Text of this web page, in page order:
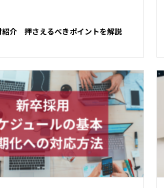
紹介 押さえるべきポイントを解説